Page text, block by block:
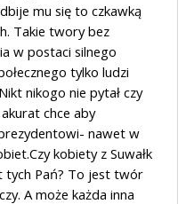
mu się to czkawką
Takie twory bez
w postaci silnego
tylko ludzi
nikogo nie pytał czy
chce aby
nawet w
kobiety z Suwałk
tych Pań? To jest twór
A może każda inna